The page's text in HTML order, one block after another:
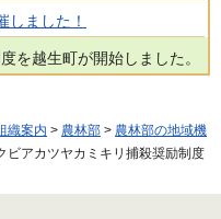
しました！
を越生町が開始しました。
織案内 > 農林部 > 農林部の地域機
ビアカツヤカミキリ捕殺奨励制度